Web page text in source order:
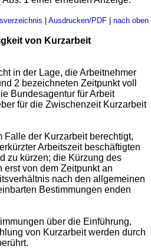
Ausdrucken/PDF| nach oben
von Kurzarbeit
in der Lage, die Arbeitnehmer
2 bezeichneten Zeitpunkt voll
Bundesagentur für Arbeit
für die Zwischenzeit Kurzarbeit
Falle der Kurzarbeit berechtigt,
Arbeitszeit beschäftigten
zu kürzen; die Kürzung des
von dem Zeitpunkt an
nach den allgemeinen
Bestimmungen enden
über die Einführung,
von Kurzarbeit werden durch